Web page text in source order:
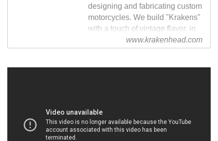
designing and fabricating custom
motorcycles. We build "Krakens"
with a touch of vintage flavor, in
the heart of Europewww.krakenhead.com